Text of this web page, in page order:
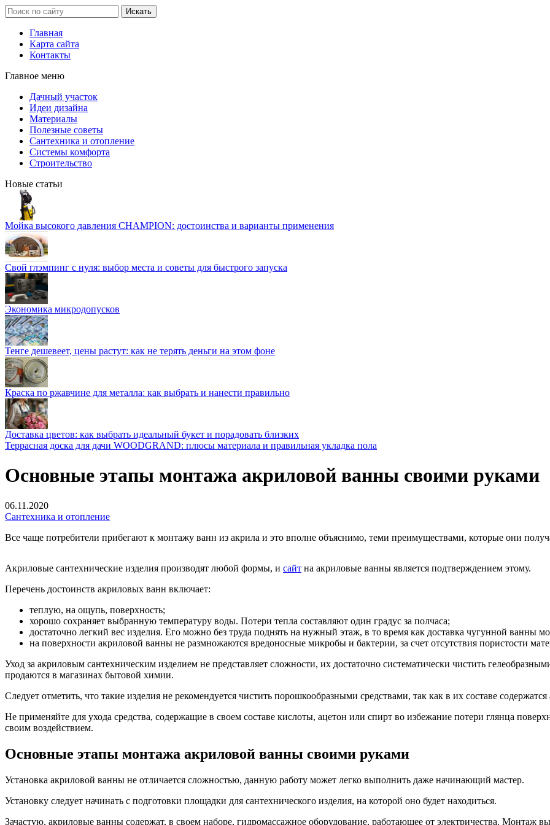
Главная
Карта сайта
Контакты
Главное меню
Дачный участок
Идеи дизайна
Материалы
Полезные советы
Сантехника и отопление
Системы комфорта
Строительство
Новые статьи
Мойка высокого давления CHAMPION: достоинства и варианты применения
Свой глэмпинг с нуля: выбор места и советы для быстрого запуска
Экономика микродопусков
Тенге дешевеет, цены растут: как не терять деньги на этом фоне
Краска по ржавчине для металла: как выбрать и нанести правильно
Доставка цветов: как выбрать идеальный букет и порадовать близких
Террасная доска для дачи WOODGRAND: плюсы материала и правильная укладка пола
Основные этапы монтажа акриловой ванны своими руками
06.11.2020
Сантехника и отопление
Все чаще потребители прибегают к монтажу ванн из акрила и это вполне объяснимо, теми преимуществами, которые они
Акриловые сантехнические изделия производят любой формы, и сайт на акриловые ванны является подтверждением этому.
Перечень достоинств акриловых ванн включает:
теплую, на ощупь, поверхность;
хорошо сохраняет выбранную температуру воды. Потери тепла составляют один градус за полчаса;
достаточно легкий вес изделия. Его можно без труда поднять на нужный этаж, в то время как доставка чугунной ванны
на поверхности акриловой ванны не размножаются вредоносные микробы и бактерии, за счет отсутствия пористости
Уход за акриловым сантехническим изделием не представляет сложности, их достаточно систематически чистить
продаются в магазинах бытовой химии.
Следует отметить, что такие изделия не рекомендуется чистить порошкообразными средствами, так как в их составе
Не применяйте для ухода средства, содержащие в своем составе кислоты, ацетон или спирт во избежание потери глянца
своим воздействием.
Основные этапы монтажа акриловой ванны своими руками
Установка акриловой ванны не отличается сложностью, данную работу может легко выполнить даже начинающий мастер.
Установку следует начинать с подготовки площадки для сантехнического изделия, на которой оно будет находиться.
Зачастую, акриловые ванны содержат, в своем наборе, гидромассажное оборудование, работающее от электричества. Монтаж